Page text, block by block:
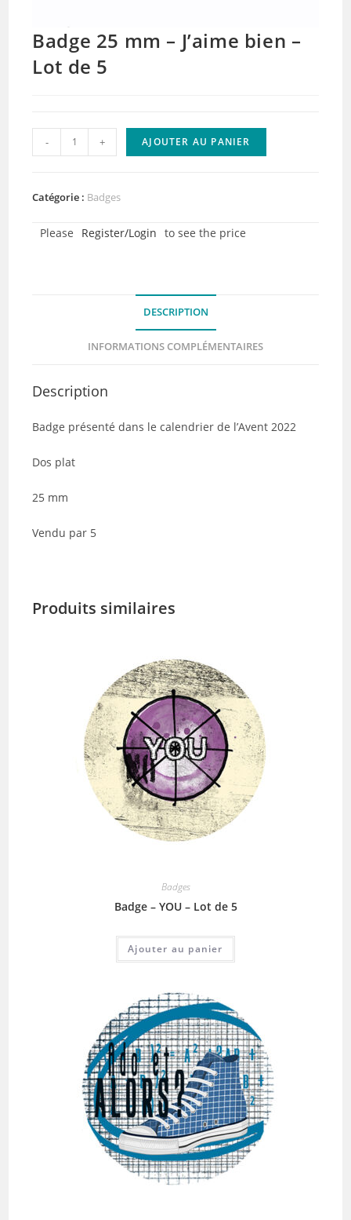
Badge 25 mm – J’aime bien –
Lot de 5
quantité
de
25
- + AJOUTER AU PANIER
Catégorie : Badges
Please Register/Login to see the price
DESCRIPTION
INFORMATIONS COMPLÉMENTAIRES
Description
Badge présenté dans le calendrier de l’Avent 2022
Dos plat
25 mm
Vendu par 5
Produits similaires
Badges
Badge – YOU – Lot de 5
Ajouter au panier